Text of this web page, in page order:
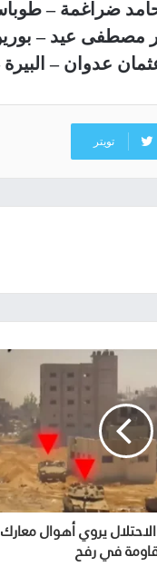
تويتر
يروي أهوال معارك
في رفح